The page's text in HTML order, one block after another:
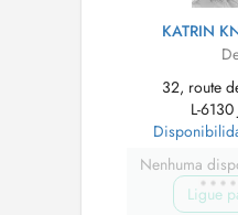
KATRIN
32, route
L-
Nenhuma
Ligue